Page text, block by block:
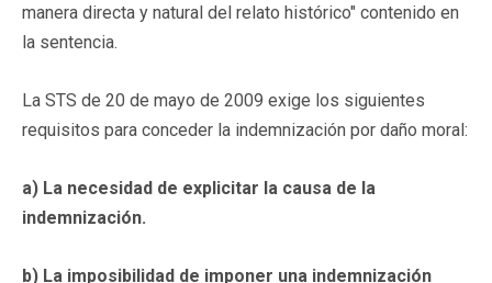
manera directa y natural del relato histórico" contenido en
la sentencia.
La STS de 20 de mayo de 2009 exige los siguientes
requisitos para conceder la indemnización por daño moral:
a) La necesidad de explicitar la causa de la
indemnización.
b) La imposibilidad de imponer una indemnización